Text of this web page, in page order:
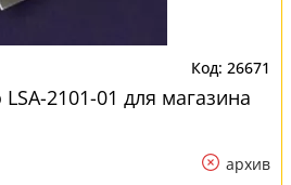
26671
2101-01 для магазина
архив